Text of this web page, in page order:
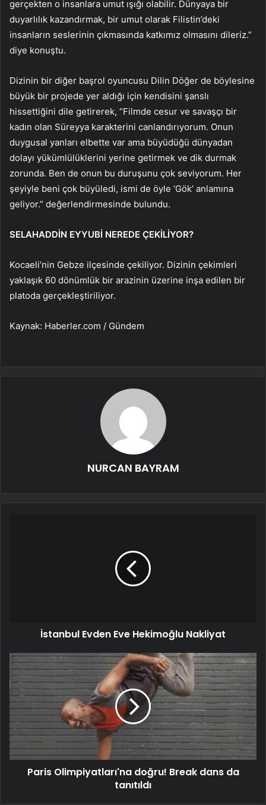
gerçekten o insanlara umut ışığı olabilir. Dünyaya bir
duyarlılık kazandırmak, bir umut olarak Filistin’deki
insanların seslerinin çıkmasında katkımız olmasını dileriz.”
diye konuştu.
Dizinin bir diğer başrol oyuncusu Dilin Döğer de böylesine
büyük bir projede yer aldığı için kendisini şanslı
hissettiğini dile getirerek, “Filmde cesur ve savaşçı bir
kadın olan Süreyya karakterini canlandırıyorum. Onun
duygusal yanları elbette var ama büyüdüğü dünyadan
dolayı yükümlülüklerini yerine getirmek ve dik durmak
zorunda. Ben de onun bu duruşunu çok seviyorum. Her
şeyiyle beni çok büyüledi, ismi de öyle ‘Gök’ anlamına
geliyor.” değerlendirmesinde bulundu.
SELAHADDİN EYYUBİ NEREDE ÇEKİLİYOR?
Kocaeli’nin Gebze ilçesinde çekiliyor. Dizinin çekimleri
yaklaşık 60 dönümlük bir arazinin üzerine inşa edilen bir
platoda gerçekleştiriliyor.
Kaynak: Haberler.com / Gündem
NURCAN BAYRAM
İstanbul Evden Eve Hekimoğlu Nakliyat
Paris Olimpiyatları'na doğru! Break dans da
tanıtıldı